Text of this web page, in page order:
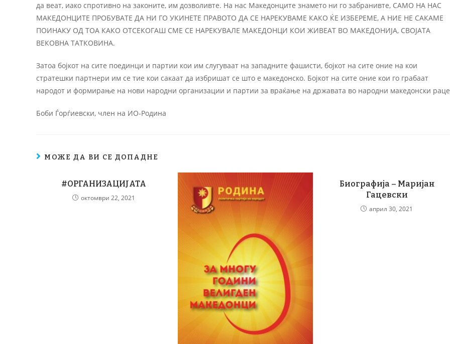
да веат, иако спротивно на законите, им дозволивте. На нас Македонците знамето ни го забранивте, САМО НА НАС
МАКЕДОНЦИТЕ ПРОБУВАТЕ ДА НИ ГО УКИНЕТЕ ПРАВОТО ДА СЕ НАРЕКУВАМЕ КАКО ЌЕ ИЗБЕРЕМЕ, А НИЕ НЕ САКАМЕ
ПОИНАКУ ОД ТОА КАКО ОТСЕКОГАШ СМЕ СЕ НАРЕКУВАЛЕ МАКЕДОНЦИ КОИ ЖИВЕАТ ВО МАКЕДОНИЈА, СВОЈАТА
ВЕКОВНА ТАТКОВИНА.
Затоа бојкот на сите поединци и партии кои им слугуваат на западните фашисти, бојкот на сите оние на кои
стратешки партнери им се тие кои сакаат да избришат се што е македонско. Бојкот на сите оние кои го грабаат
народот и формирање на нови народни организации и партии за враќање на државата во народни македонски
Боби Ѓорѓиевски, член на ИО-Родина
МОЖЕ ДА ВИ СЕ ДОПАДНЕ
#ОРГАНИЗАЦИЈАТА
октомври 22, 2021
Биографија – Маријан
Гацевски
април 30, 2021